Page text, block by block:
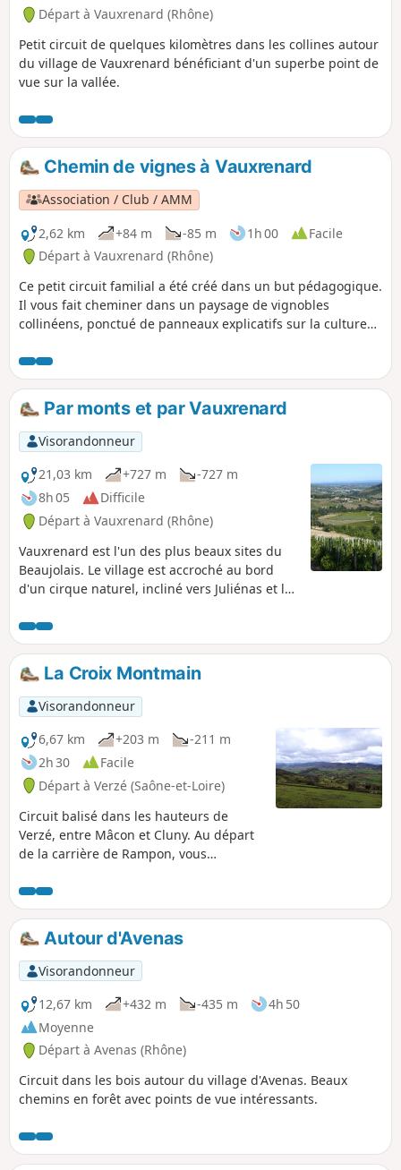
Départ à Vauxrenard (Rhône)
Petit circuit de quelques kilomètres dans les collines autour
du village de Vauxrenard bénéficiant d'un superbe point de
vue sur la vallée.
Chemin de vignes à Vauxrenard
Association / Club / AMM
2,62 km
+84 m -85 m 1h 00
Facile
Départ à Vauxrenard (Rhône)
Ce petit circuit familial a été créé dans un but pédagogique.
Il vous fait cheminer dans un paysage de vignobles
collinéens, ponctué de panneaux explicatifs sur la culture
Saône, il serpente à la limite de la vigne, entre prairies et
forêts. L'abandon de la culture du vignoble sur les pentes
les plus raides permet de découvrir la végétation pionnière,
très diversifiée, qui occupe, désormais, les parcelles.
Par monts et par Vauxrenard
Visorandonneur
21,03 km
+727 m
-727 m
8h 05
Difficile
Départ à Vauxrenard (Rhône)
Vauxrenard est l'un des plus beaux sites du
Beaujolais. Le village est accroché au bord
d'un cirque naturel, incliné vers Juliénas et la
un parcours varié entre vignes pentues, forêts
magnifiques et points de vue panoramiques
jusqu'aux Alpes par temps clair.
La Croix Montmain
Visorandonneur
6,67 km
+203 m
-211 m
2h 30
Facile
Départ à Verzé (Saône-et-Loire)
Circuit balisé dans les hauteurs de
Verzé, entre Mâcon et Cluny. Au départ
de la carrière de Rampon, vous
remonter ensuite sur la Croix Montmain.
Vous suivrez le Chemin des Chevaliers
(GR®) avec une vue magnifique sur le
Val Lamartinien et le château de Berzé-
le-Chatel. Au retour, vous traverserez le
hameau des Tardys. La boucle se
termine par un chemin pittoresque avec
une vue sur les pâtures.
Autour d'Avenas
Visorandonneur
12,67 km
+432 m -435 m
4h 50
Moyenne
Départ à Avenas (Rhône)
Circuit dans les bois autour du village d'Avenas. Beaux
chemins en forêt avec points de vue intéressants.